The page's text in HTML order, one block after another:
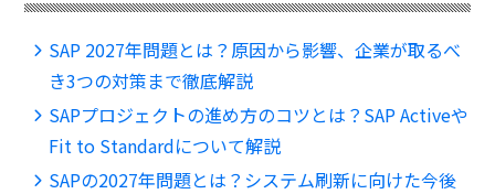
SAP 2027年問題とは？原因から影響、企業が取るべ
き3つの対策まで徹底解説
SAPプロジェクトの進め方のコツとは？SAP Activeや
Fit to Standardについて解説
SAPの2027年問題とは？システム刷新に向けた今後